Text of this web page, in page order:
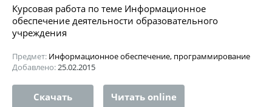
Курсовая работа по теме Информационное
обеспечение деятельности образовательного
учреждения
Предмет: Информационное обеспечение, программирование
Добавлено:25.02.2015
Скачать Читать online